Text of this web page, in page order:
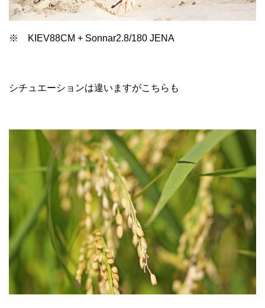
※ KIEV88CM + Sonnar2.8/180 JENA
シチュエーションは違いますがこちらも